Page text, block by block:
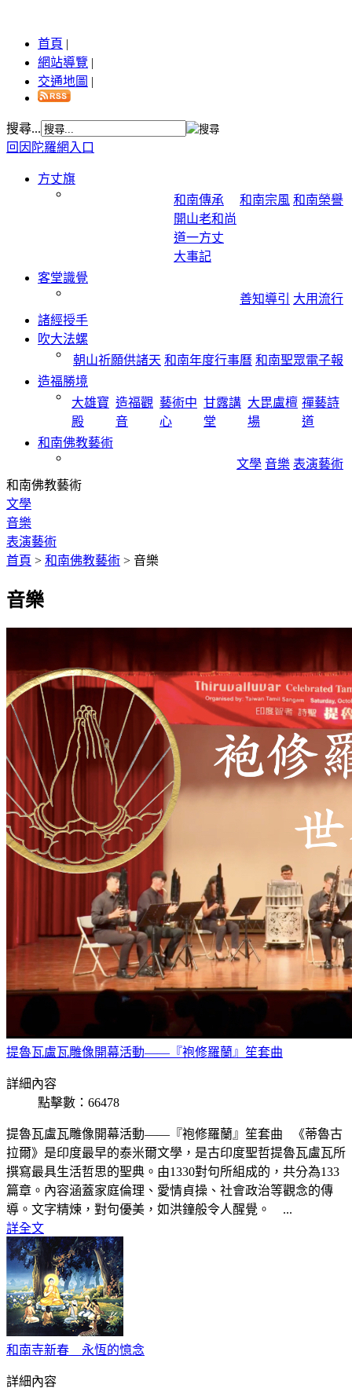
首頁 |
網站導覽 |
交通地圖 |
搜尋...
回因陀羅網入口
方丈旗
和南傳承
開山老和尚
道一方丈
大事記
和南宗風 和南榮譽
客堂識覺
善知導引
大用流行
諸經授手
吹大法螺
朝山祈願供諸天 和南年度行事曆 和南聖眾電子報
造福勝境
大雄寶
殿
造福觀
音
藝術中
心
甘露講
堂
大毘盧檀
場
禪藝詩
道
和南佛教藝術
文學 音樂 表演藝術
和南佛教藝術
文學
音樂
表演藝術
首頁 > 和南佛教藝術 > 音樂
音樂
提魯瓦盧瓦雕像開幕活動——『袍修羅蘭』笙套曲
詳細內容
點擊數：66478
提魯瓦盧瓦雕像開幕活動——『袍修羅蘭』笙套曲 《蒂魯古
拉爾》是印度最早的泰米爾文學，是古印度聖哲提魯瓦盧瓦所
撰寫最具生活哲思的聖典。由1330對句所組成的，共分為133
篇章。內容涵蓋家庭倫理、愛情貞操、社會政治等觀念的傳
導。文字精煉，對句優美，如洪鐘般令人醒覺。 ...
詳全文
和南寺新春 永恆的憶念
詳細內容